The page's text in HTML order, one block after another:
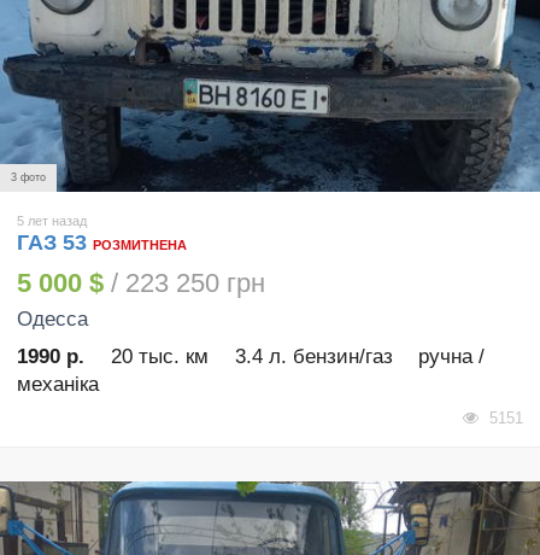
3 фото
5 лет назад
ГАЗ 53 РОЗМИТНЕНА
5 000 $ / 223 250 грн
Одесса
1990 р.
20 тыс. км 3.4 л. бензин/газ
ручна /
механіка
5151